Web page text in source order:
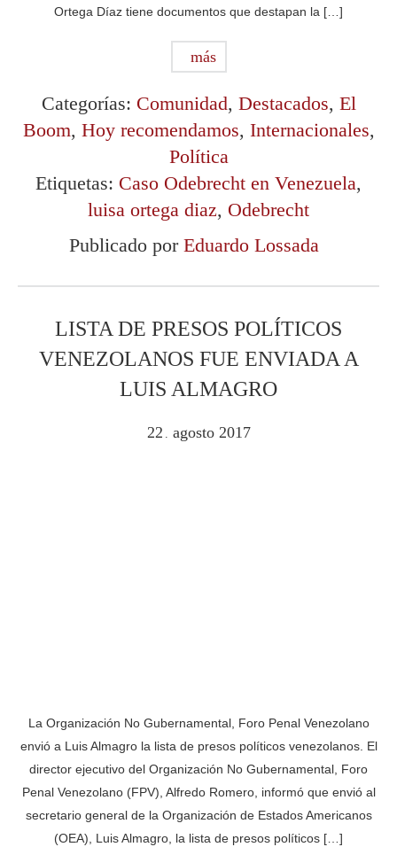
Ortega Díaz tiene documentos que destapan la […]
más
Categorías: Comunidad, Destacados, El
Boom, Hoy recomendamos, Internacionales,
Política
Etiquetas: Caso Odebrecht en Venezuela,
luisa ortega diaz, Odebrecht
Publicado por Eduardo Lossada
LISTA DE PRESOS POLÍTICOS
VENEZOLANOS FUE ENVIADA A
LUIS ALMAGRO
22 . agosto 2017
La Organización No Gubernamental, Foro Penal Venezolano
envió a Luis Almagro la lista de presos políticos venezolanos. El
director ejecutivo del Organización No Gubernamental, Foro
Penal Venezolano (FPV), Alfredo Romero, informó que envió al
secretario general de la Organización de Estados Americanos
(OEA), Luis Almagro, la lista de presos políticos […]